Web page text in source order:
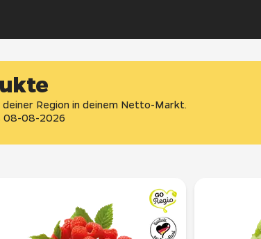
Region in deinem Netto-Markt.
08-08-2026